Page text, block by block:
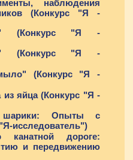
наблюдения
(Конкурс "Я -
(Конкурс "Я -
(Конкурс "Я -
(Конкурс "Я -
яйца (Конкурс "Я -
шарики: Опыты с
исследователь")
канатной дороге:
и передвижению